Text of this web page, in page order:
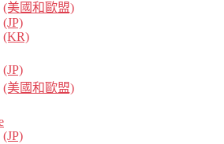
(美國和歐盟)
(JP)
(KR)
(JP)
(美國和歐盟)
(JP)